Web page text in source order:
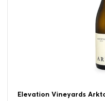
Elevation Vineyards